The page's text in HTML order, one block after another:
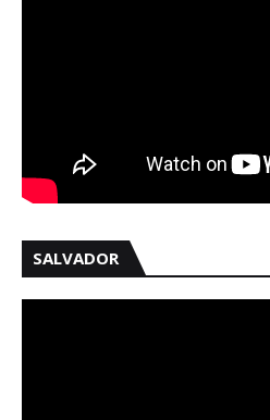
SALVADOR